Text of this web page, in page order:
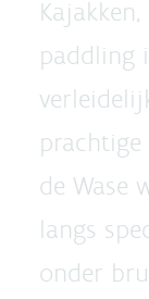
paddling
prachtige
de Wase
langs
onder